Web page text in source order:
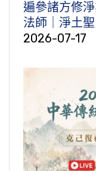
遍參諸方修
法師｜淨土
2026-07-17